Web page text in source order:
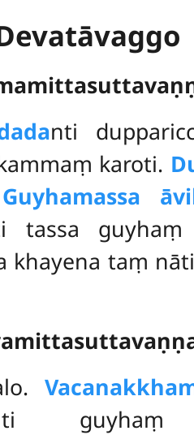
nti
karoti.
Guyhamassa
tassa guyhaṃ
khayena taṃ
guyhaṃ